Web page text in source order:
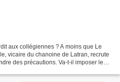
aux collégiennes ? A moins que Le
vicaire du chanoine de Latran, recrute
des précautions. Va-t-il imposer le